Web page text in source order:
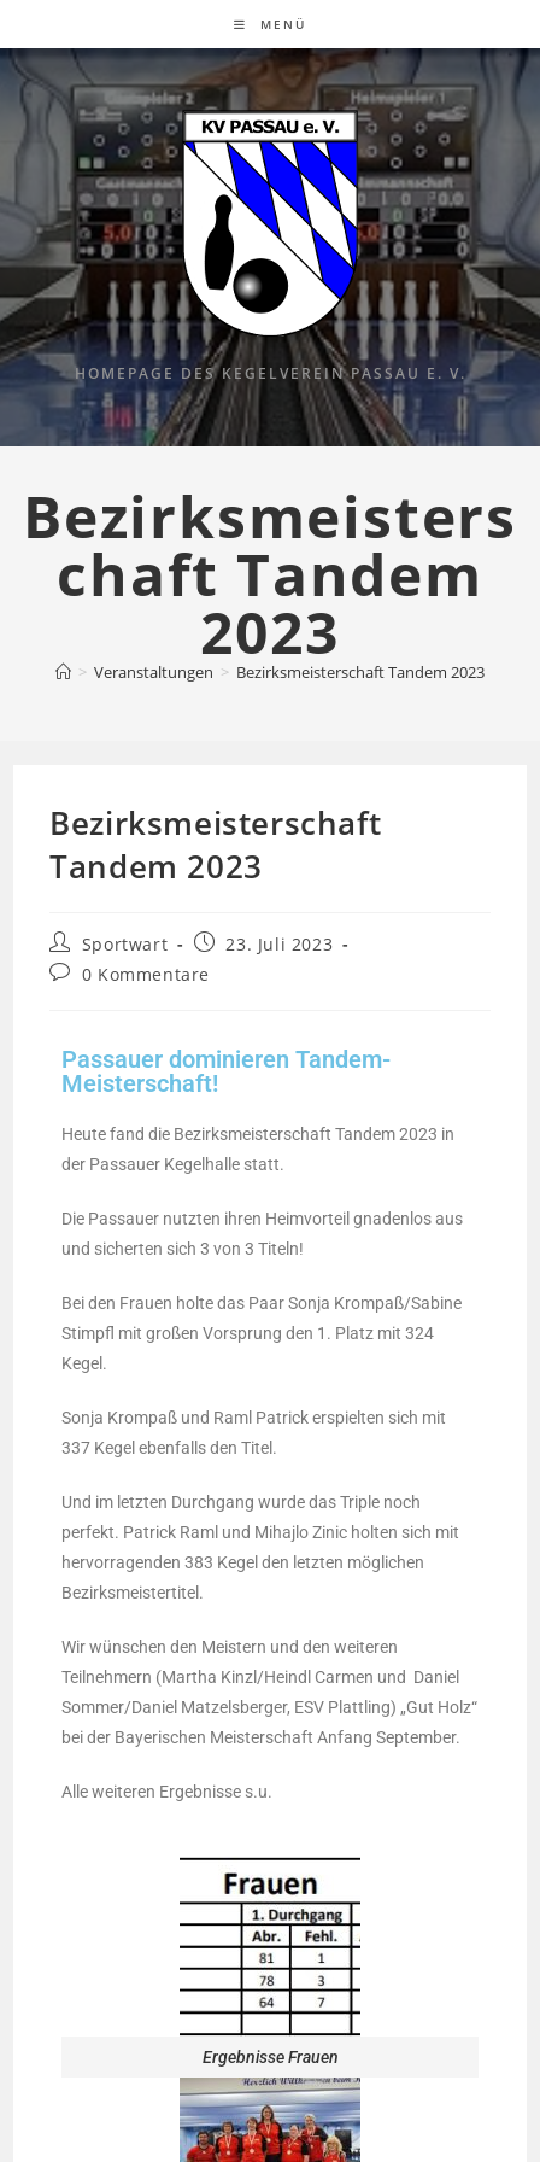
MENÜ
HOMEPAGE DES KEGELVEREIN PASSAU E. V.
Bezirksmeisters
chaft Tandem
2023
> Veranstaltungen > Bezirksmeisterschaft Tandem 2023
Bezirksmeisterschaft
Tandem 2023
Sportwart
23. Juli 2023
0 Kommentare
Passauer dominieren Tandem-
Meisterschaft!
Heute fand die Bezirksmeisterschaft Tandem 2023 in
der Passauer Kegelhalle statt.
Die Passauer nutzten ihren Heimvorteil gnadenlos aus
und sicherten sich 3 von 3 Titeln!
Bei den Frauen holte das Paar Sonja Krompaß/Sabine
Stimpfl mit großen Vorsprung den 1. Platz mit 324
Kegel.
Sonja Krompaß und Raml Patrick erspielten sich mit
337 Kegel ebenfalls den Titel.
Und im letzten Durchgang wurde das Triple noch
perfekt. Patrick Raml und Mihajlo Zinic holten sich mit
hervorragenden 383 Kegel den letzten möglichen
Bezirksmeistertitel.
Wir wünschen den Meistern und den weiteren
Teilnehmern (Martha Kinzl/Heindl Carmen und Daniel
Sommer/Daniel Matzelsberger, ESV Plattling) „Gut Holz“
bei der Bayerischen Meisterschaft Anfang September.
Alle weiteren Ergebnisse s.u.
Ergebnisse Frauen